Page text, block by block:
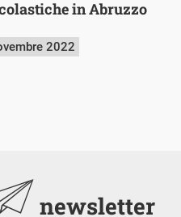
in Abruzzo
2022
newsletter